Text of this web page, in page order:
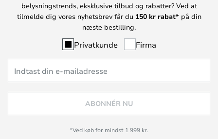
belysningstrends, eksklusive tilbud og rabatter? Ved at
tilmelde dig vores nyhetsbrev får du 150 kr rabat* på din
næste bestilling.
Privatkunde Firma
ABONNÉR NU
*Ved køb for mindst 1 999 kr.